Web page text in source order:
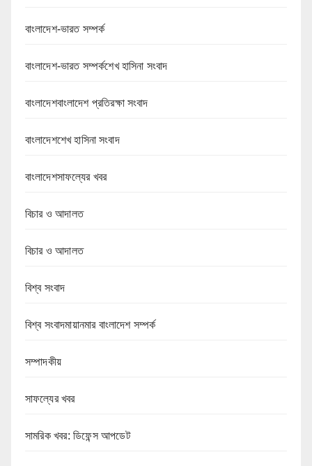
বাংলাদেশ-ভারত সম্পর্ক
বাংলাদেশ-ভারত সম্পর্কশেখ হাসিনা সংবাদ
বাংলাদেশবাংলাদেশ প্রতিরক্ষা সংবাদ
বাংলাদেশশেখ হাসিনা সংবাদ
বাংলাদেশসাফল্যের খবর
বিচার ও আদালত
বিচার ও আদালত
বিশ্ব সংবাদ
বিশ্ব সংবাদমায়ানমার বাংলাদেশ সম্পর্ক
সম্পাদকীয়
সাফল্যের খবর
সামরিক খবর: ডিফেন্স আপডেট